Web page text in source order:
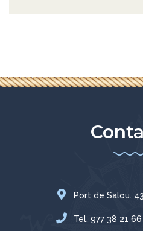
Port de Salou.
Tel. 977 38 21